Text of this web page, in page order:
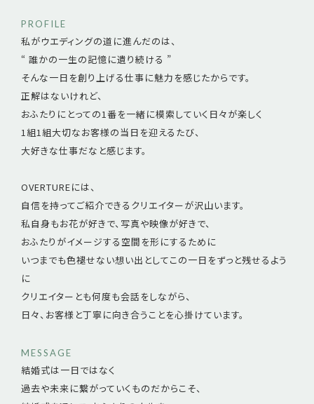
PROFILE
私がウエディングの道に進んだのは、
“ 誰かの一生の記憶に遺り続ける ”
そんな一日を創り上げる仕事に魅力を感じたからです。
正解はないけれど、
おふたりにとっての1番を一緒に模索していく日々が楽しく
1組1組大切なお客様の当日を迎えるたび、
大好きな仕事だなと感じます。
OVERTUREには、
自信を持ってご紹介できるクリエイターが沢山います。
私自身もお花が好きで、写真や映像が好きで、
おふたりがイメージする空間を形にするために
いつまでも色褪せない想い出としてこの一日をずっと残せるよう
に
クリエイターとも何度も会話をしながら、
日々、お客様と丁寧に向き合うことを心掛けています。
MESSAGE
結婚式は一日ではなく
過去や未来に繋がっていくものだからこそ、